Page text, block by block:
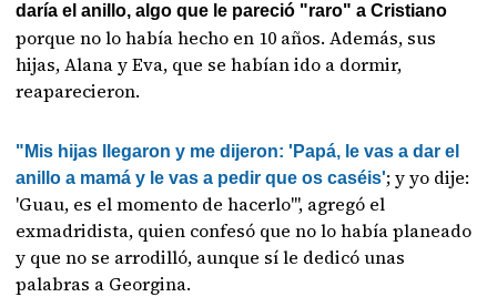
daría el anillo, algo que le pareció "raro" a Cristiano
porque no lo había hecho en 10 años. Además, sus
hijas, Alana y Eva, que se habían ido a dormir,
reaparecieron.
"Mis hijas llegaron y me dijeron: 'Papá, le vas a dar el
anillo a mamá y le vas a pedir que os caséis'; y yo dije:
'Guau, es el momento de hacerlo'", agregó el
exmadridista, quien confesó que no lo había planeado
y que no se arrodilló, aunque sí le dedicó unas
palabras a Georgina.